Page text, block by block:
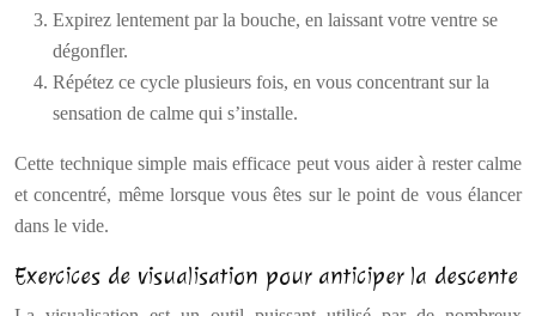
Expirez lentement par la bouche, en laissant votre ventre se
dégonfler.
Répétez ce cycle plusieurs fois, en vous concentrant sur la
sensation de calme qui s’installe.
Cette technique simple mais efficace peut vous aider à rester calme
et concentré, même lorsque vous êtes sur le point de vous élancer
dans le vide.
Exercices de visualisation pour anticiper la descente